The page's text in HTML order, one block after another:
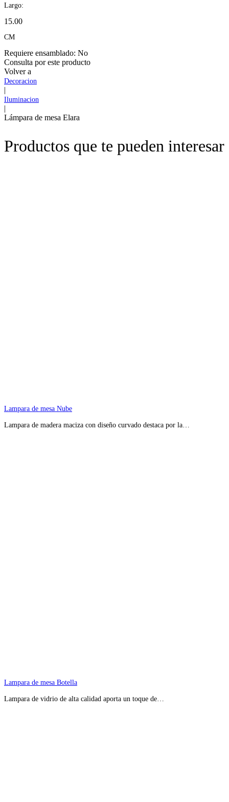
Largo:
15.00
CM
Requiere ensamblado: No
Consulta por este producto
Volver a
Decoracion
|
Iluminacion
|
Lámpara de mesa Elara
Productos que te pueden interesar
Lampara de mesa Nube
Lampara de madera maciza con diseño curvado destaca por la…
Lampara de mesa Botella
Lampara de vidrio de alta calidad aporta un toque de…